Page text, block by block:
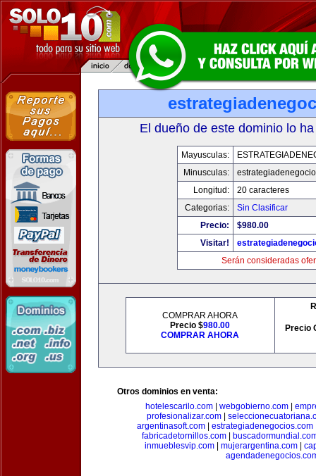
El dueño de este dominio lo
Mayusculas:
Minusculas:
Longitud:
20 caracteres
Categorias:
Sin Clasificar
Precio:
$980.00
Visitar!
Serán consideradas
COMPRAR AHORA
Precio $980.00
COMPRAR AHORA
Precio
Otros dominios en venta:
hotelescarilo.com
webgobierno.com
profesionalizar.com|
argentinasoft.com| estrategiadenegocios.com
fabricadetornillos.com
inmueblesvip.com
mujerargentina.com